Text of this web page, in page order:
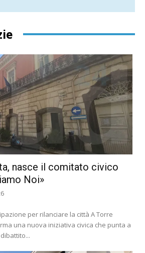
nasce il comitato civico
Noi»
per rilanciare la città A Torre
una nuova iniziativa civica che punta a